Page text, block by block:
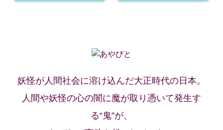
妖怪が人間社会に溶け込んだ大正時代の日本。
人間や妖怪の心の闇に魔が取り憑いて発生す
る“鬼”が、